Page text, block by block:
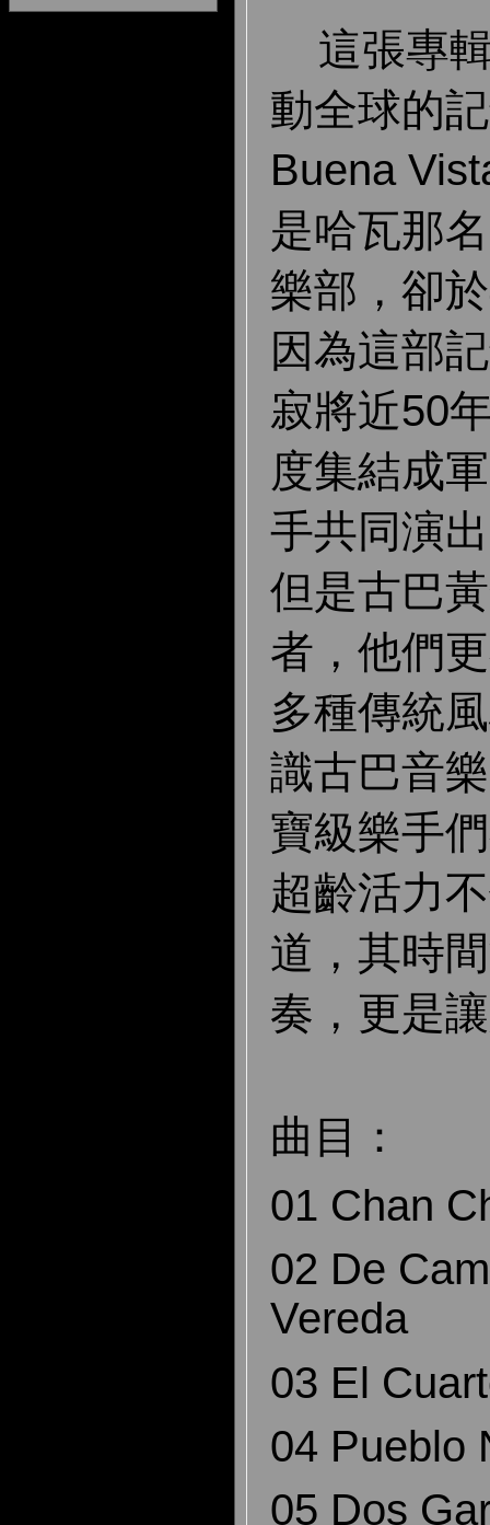
這張專
動全球的
Buena
是哈瓦那
樂部，卻
因為這部
寂將近50
度集結成
手共同演
但是古巴
者，他們
多種傳統
識古巴音
寶級樂手
超齡活力
道，其時
奏，更是
曲目：
01 Chan
02 De
Vereda
03 El
04
05 Dos